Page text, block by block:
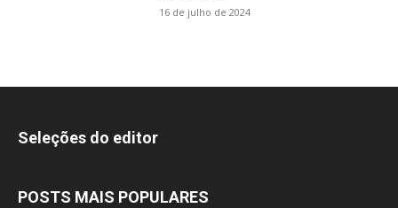
16 de julho de 2024
Seleções do editor
POSTS MAIS POPULARES